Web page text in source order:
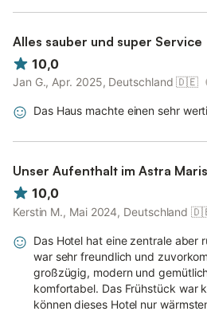
Rezeption: Täglich von 8:00–17:00
per Selbstbedienungs-Schlüsselbox
Hotel.
Sauna: Sauna- und Ruhebereich im 3.
Hotelgebäudes, kostenfrei für Gäste.
Anreisebeschreibung
Über die Autobahn 23 erreichen Sie
die Bundesstraße 203 Richtung
bis in die Ditmarscher Straße. Von
den Tertius-Törn. Vor dem Haus
Alles sauber und super Service
10,0
Jan G., Apr. 2025, Deutschland 🇩🇪
Das Haus machte einen sehr
Unser Aufenthalt im Astra
10,0
Kerstin M., Mai 2024, Deutschland
Das Hotel hat eine zentrale aber
war sehr freundlich und
großzügig, modern und
komfortabel. Das Frühstück war
können dieses Hotel nur